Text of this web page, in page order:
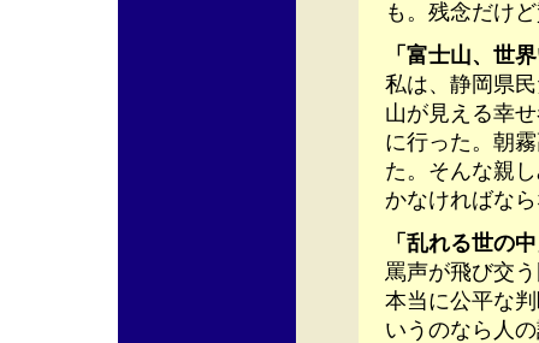
も。残念だけ
「富士山、世
私は、静岡県
山が見える幸
に行った。朝
た。そんな親
かなければな
「乱れる世の
罵声が飛び交
本当に公平な
いうのなら人